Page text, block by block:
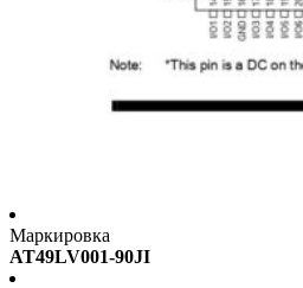
Маркировка
AT49LV001-90JI